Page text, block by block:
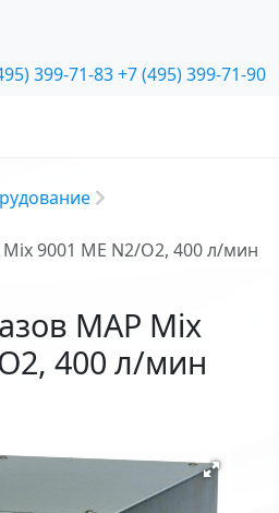
399-71-83+7 (495) 399-71-90
9001 ME N2/O2, 400 л/мин
MAP Mix
400 л/мин